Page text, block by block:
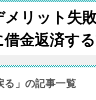
メリット失
借金返済す
る」の記事一覧